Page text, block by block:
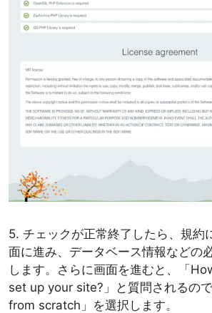
5. チェックが正常終了したら、規約
面に進み、データベース情報などの
します。さらに画面を進むと、「
set up your site?」と質問されるの
from scratch」を選択します。